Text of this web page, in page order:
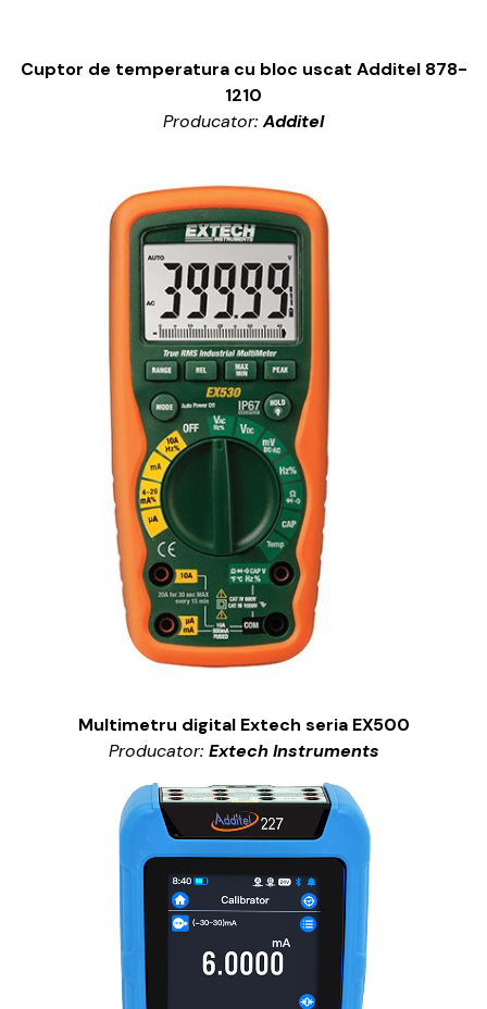
Cuptor de temperatura cu bloc uscat Additel 878-
1210
Producator:Additel
Multimetru digital Extech seria EX500
Producator: Extech Instruments